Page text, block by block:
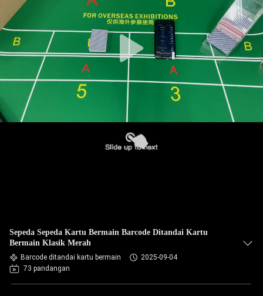
Sepeda Sepeda Kartu Bermain Barcode Ditandai Kartu
Bermain Klasik Merah
Barcode ditandai kartu bermain
2025-09-04
73 pandangan